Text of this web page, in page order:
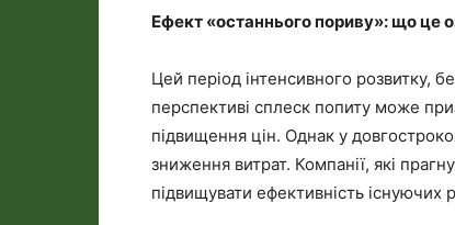
Ефект «останнього пориву»: що це
Цей період інтенсивного розвитку,
перспективі сплеск попиту може
підвищення цін. Однак у
зниження витрат. Компанії, які
підвищувати ефективність існуючих